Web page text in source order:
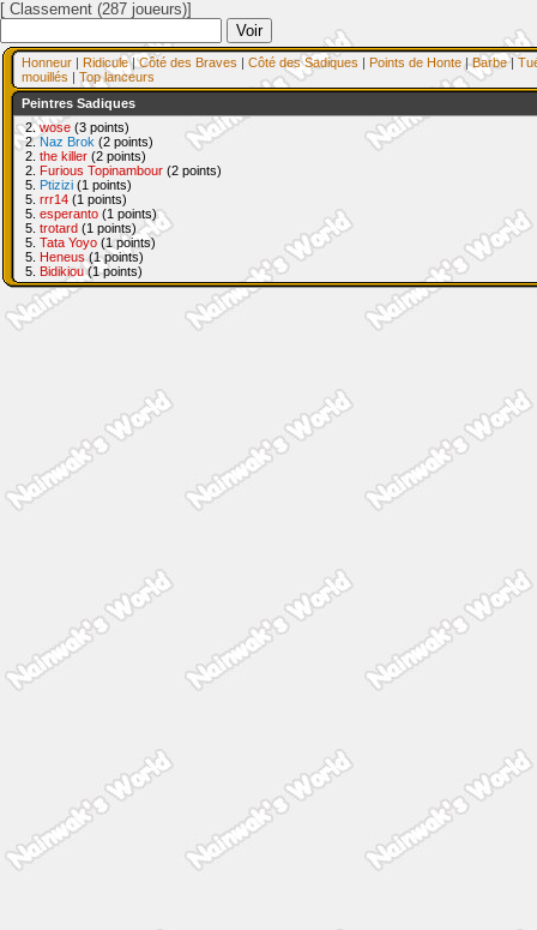
[ Classement (287 joueurs)]
Honneur | Ridicule|Côté des Braves | Côté des Sadiques | Points de Honte |Barbe|
mouillés | Top lanceurs
Peintres Sadiques
2.wose (3 points)
2. Naz Brok (2 points)
2. the killer (2 points)
2. Furious Topinambour (2 points)
5. Ptizizi (1 points)
5. rrr14 (1 points)
5. esperanto (1 points)
5. trotard (1 points)
5. Tata Yoyo (1 points)
5. Heneus (1 points)
5. Bidikiou(1 points)